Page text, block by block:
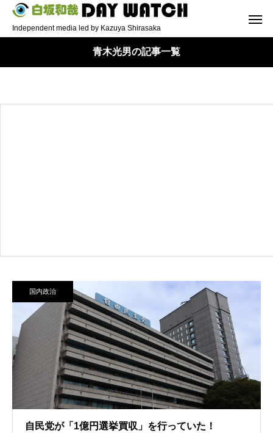
Independent media led by Kazuya Shirasaka
青木光男の記事一覧
国内政治
自民党が「1億円選挙買収」を行っていた！